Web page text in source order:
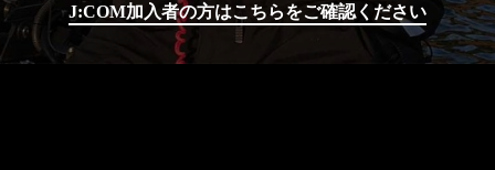
J:COM加入者の方はこちらをご確認ください